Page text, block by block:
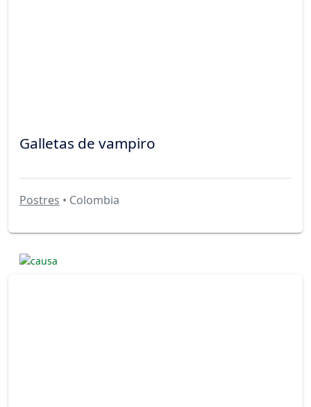
Galletas de vampiro
Postres • Colombia